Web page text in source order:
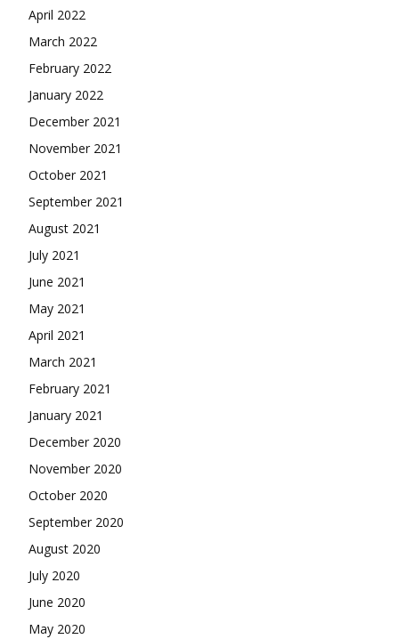
April 2022
March 2022
February 2022
January 2022
December 2021
November 2021
October 2021
September 2021
August 2021
July 2021
June 2021
May 2021
April 2021
March 2021
February 2021
January 2021
December 2020
November 2020
October 2020
September 2020
August 2020
July 2020
June 2020
May 2020